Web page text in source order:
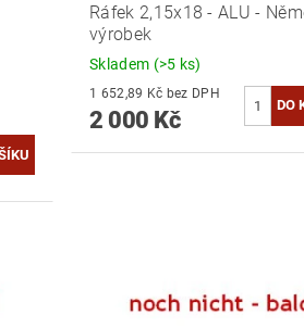
Ráfek 2,15x18 - ALU -
výrobek
Skladem (>5 ks)
1 652,89 Kč bez DPH
2 000 Kč